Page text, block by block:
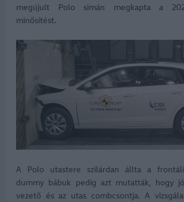
megújult Polo simán megkapta a
minősítést.
A Polo utastere szilárdan állta a
dummy bábuk pedig azt mutatták, hogy
vezető és az utas combcsontja. A